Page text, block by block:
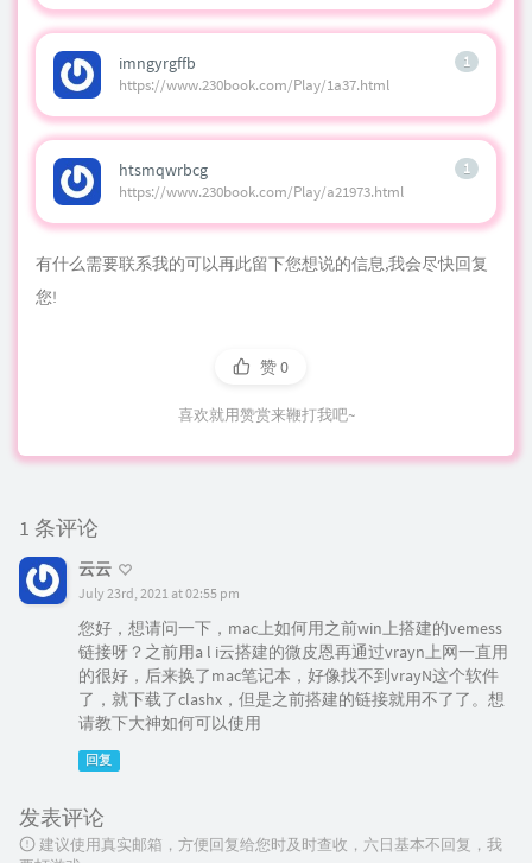
1
imngyrgffb
https://www.230book.com/Play/1a37.html
1
htsmqwrbcg
https://www.230book.com/Play/a21973.html
有什么需要联系我的可以再此留下您想说的信息,我会尽快回复
您!
赞0
喜欢就用赞赏来鞭打我吧~
1 条评论
云云
July 23rd, 2021 at 02:55 pm
您好，想请问一下，mac上如何用之前win上搭建的vemess
链接呀？之前用a l i云搭建的微皮恩再通过vrayn上网一直用
的很好，后来换了mac笔记本，好像找不到vrayN这个软件
了，就下载了clashx，但是之前搭建的链接就用不了了。想
请教下大神如何可以使用
回复
发表评论
建议使用真实邮箱，方便回复给您时及时查收，六日基本不回复，我